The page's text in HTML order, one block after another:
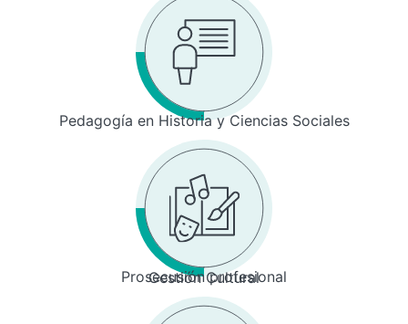
Pedagogía en Historia y Ciencias Sociales
Prosecusión profesional
Gestión Cultural